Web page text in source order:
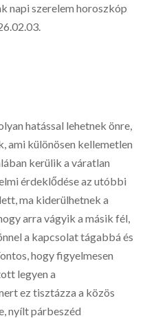
napi szerelem horoszkóp
hatással lehetnek önre,
ami különösen kellemetlen
kerülik a váratlan
érdeklődése az utóbbi
ma kiderülhetnek a
arra vágyik a másik fél,
a kapcsolat tágabbá és
hogy figyelmesen
legyen a
ez tisztázza a közös
nyílt párbeszéd